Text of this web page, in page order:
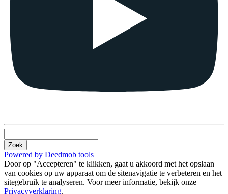
Zoek
Powered by Deedmob tools
Door op "Accepteren" te klikken, gaat u akkoord met het opslaan
van cookies op uw apparaat om de sitenavigatie te verbeteren en het
sitegebruik te analyseren. Voor meer informatie, bekijk onze
Privacyverklaring.